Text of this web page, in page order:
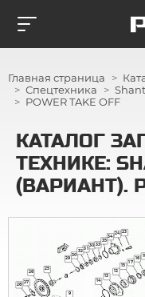
Главная страница
Спецтехника
POWER TAKE OFF
КАТАЛОГ
ТЕХНИКЕ:
(ВАРИАНТ).
9
12
13
14
15
16
17
23
24
25
26
27
28
29
30
30
31
32
33
34
35